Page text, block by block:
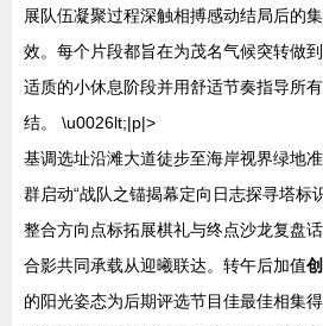
展队伍凝聚过程深触相搏感动结局后的
效。每个片段都旨在为茂名气候突转做
适质的小休息阶段并用舒适节奏指导所
结。 \u0026lt;|p|>
基调选址沿滩大道徒步至海岸视界绿地
群启动“战队之锚揭幕定向日志探寻塔标
整合方向点标拓展棋礼与终点沙龙复盘
合影共同承载从迎曦联达。转午后加值
的阳光姿态为后期评选节目佳最佳相集